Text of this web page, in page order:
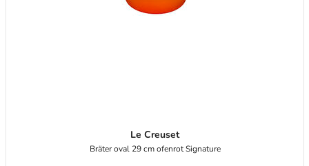
Le Creuset
Bräter oval 29 cm ofenrot Signature